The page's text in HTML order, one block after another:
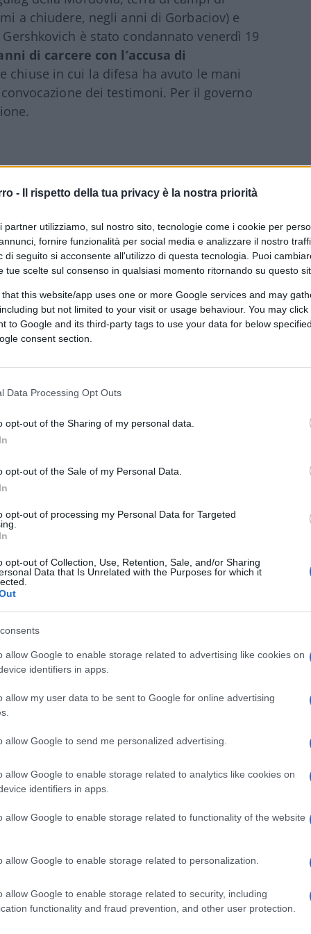
- Il rispetto della tua privacy è la nostra priorità
partner utilizziamo, sul nostro sito, tecnologie come i cookie per
fornire funzionalità per social media e analizzare il nostro
di seguito si acconsente all'utilizzo di questa tecnologia. Puoi
tue scelte sul consenso in qualsiasi momento ritornando su questo
that this website/app uses one or more Google services and may
but not limited to your visit or usage behaviour. You may
to Google and its third-party tags to use your data for below
consent section.
Data Processing Opt Outs
opt-out of the Sharing of my personal data.
opt-out of the Sale of my Personal Data.
opt-out of processing my Personal Data for Targeted
opt-out of Collection, Use, Retention, Sale, and/or Sharing
Data that Is Unrelated with the Purposes for which it
allow Google to enable storage related to advertising like cookies on
identifiers in apps.
allow my user data to be sent to Google for online advertising
allow Google to send me personalized advertising.
allow Google to enable storage related to analytics like cookies on
identifiers in apps.
allow Google to enable storage related to functionality of the website
allow Google to enable storage related to personalization.
allow Google to enable storage related to security, including
functionality and fraud prevention, and other user protection.
a chiudere, negli anni di Gorbaciov) e
è stato condannato venerdì 19
di carcere con l’accusa di
chiuse in cui la difesa ha avuto le mani
dei testimoni. Per il governo
Sovietica, è nato nell’ottobre del
I suoi genitori, russi emigrati negli Usa
del mondo russo: lingua,
sempre lì, nel Paese d’origine della
Times, Gershkovich è tornato nella sua
per ilMoscow Times
che si ripropone di far conoscere la
Popolare fra i giovani,
questo giornalista americano si è fatto
fra quelli di regime. Infatti non si è
dell’apparato di Putin, che allora era già
France Presse , la sua carriera è
nella squadra del
C’era bisogno di un russo che
dell’invasione dell’Ucraina, e
Anche se, per seguire l’Europa nel
di Londra, lui era in Russia una
dall’interno
portate via”, aveva scritto nel luglio
di tutti i critici, dubbiosi e recalcitranti
europeo.
un anno dopo l’inizio della guerra,
sul reclutamento della compagnia
del Kgb) a Ekaterinburg, è stato
russe era lì per studiare le compagnie
non dovrebbe stupire: dal punto di vista
esplicitamente autorizzato dallo Stato,
ufficiali, è automaticamente
è addirittura vietato pronunciare o
che le autorità chiamano ancora